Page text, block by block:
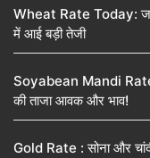
Wheat Rate Today:
में आई बड़ी तेजी
Soyabean Mandi
की ताजा आवक और भाव!
Gold Rate : सोना और